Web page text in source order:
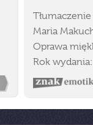
Tłumaczenie
Maria
Oprawa
Rok